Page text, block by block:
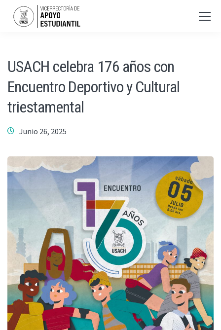
USACH celebra 176 años con
Encuentro Deportivo y Cultural
triestamental
Junio 26, 2025